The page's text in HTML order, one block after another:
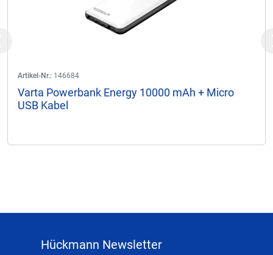
Artikel-Nr.: 146684
Varta Powerbank Energy 10000 mAh + Micro
USB Kabel
Hückmann Newsletter